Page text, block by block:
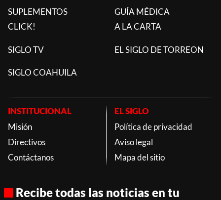
SUPLEMENTOS
CLICK!
GUÍA MÉDICA
A LA CARTA
SIGLO TV EL SIGLO DE TORREON
SIGLO COAHUILA
INSTITUCIONAL
Misión
Directivos
Contáctanos
EL SIGLO
Política de privacidad
Aviso legal
Mapa del sitio
Recibe todas las noticias en tu